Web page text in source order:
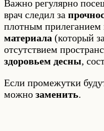
Важно регулярно
врач следил за
плотным прилеганием
материала (который
отсутствием
здоровьем десны,
Если промежутки
можно заменить.